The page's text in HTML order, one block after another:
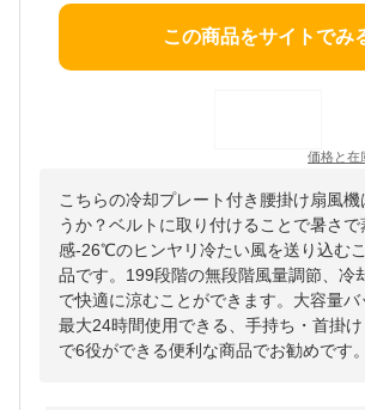
この商品をサイトでみ
価格と在
こちらの冷却プレート付き腰掛け扇風機
うか？ベルトに取り付けることで暑さ
感-26℃のヒンヤリ冷たい風を送り込む
品です。199段階の無段階風量調節、冷
で快適に涼むことができます。大容量
最大24時間使用できる、手持ち・首掛
で6役ができる便利な商品でお勧めです。